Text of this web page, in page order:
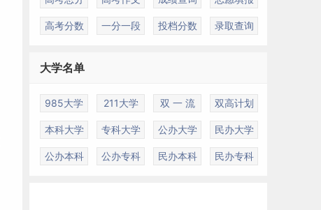
高考分数 一分一段 投档分数 录取查询
大学名单
985大学 211大学 双 一 流 双高计划
本科大学 专科大学 公办大学 民办大学
公办本科 公办专科 民办本科 民办专科